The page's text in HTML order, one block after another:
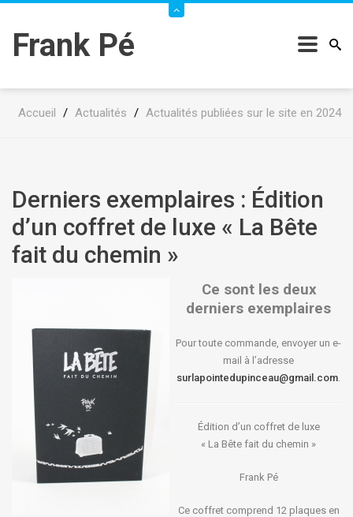
Frank Pé
Accueil / Actualités / Actualités publiées sur le site en 2024
Derniers exemplaires : Édition
d’un coffret de luxe « La Bête
fait du chemin »
Ce sont les deux
derniers exemplaires
Pour toute commande, envoyer un e-
mail à l’adresse
surlapointedupinceau@gmail.com.
Édition d’un coffret de luxe
« La Bête fait du chemin »
Frank Pé
Ce coffret comprend 12 plaques en